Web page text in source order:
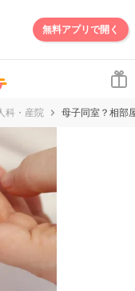
無料アプリで開く
科・産院 母子同室？相部